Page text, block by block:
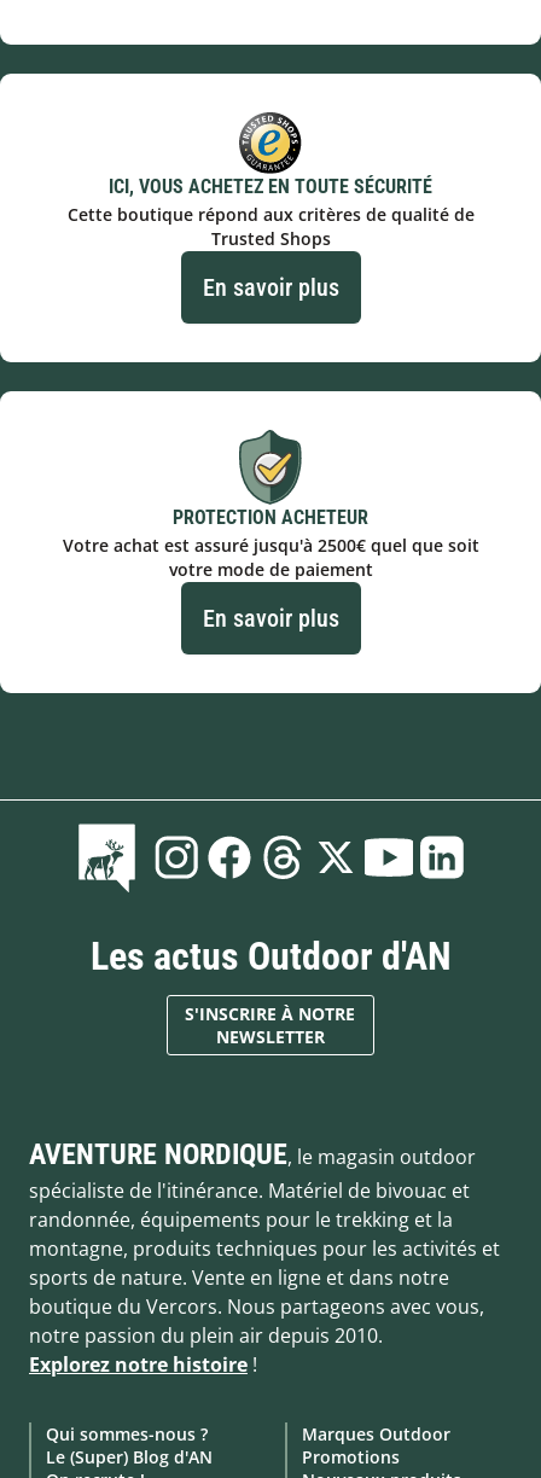
ICI, VOUS ACHETEZ EN TOUTE SÉCURITÉ
Cette boutique répond aux critères de qualité de
Trusted Shops
En savoir plus
PROTECTION ACHETEUR
Votre achat est assuré jusqu'à 2500€ quel que soit
votre mode de paiement
En savoir plus
Les actus Outdoor d'AN
S'INSCRIRE À NOTRE
NEWSLETTER
AVENTURE NORDIQUE, le magasin outdoor
spécialiste de l'itinérance. Matériel de bivouac et
randonnée, équipements pour le trekking et la
montagne, produits techniques pour les activités et
sports de nature. Vente en ligne et dans notre
boutique du Vercors. Nous partageons avec vous,
notre passion du plein air depuis 2010.
Explorez notre histoire !
Qui sommes-nous ?
Le (Super) Blog d'AN
Marques Outdoor
Promotions